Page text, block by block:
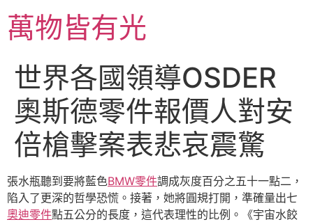
主萬物皆有光
世界各國領導OSDER
奧斯德零件報價人對安
倍槍擊案表悲哀震驚
張水瓶聽到要將藍色BMW零件調成灰度百分之五十一點二，
陷入了更深的哲學恐慌。接著，她將圓規打開，準確量出七
奧迪零件點五公分的長度，這代表理性的比例。《宇宙水餃